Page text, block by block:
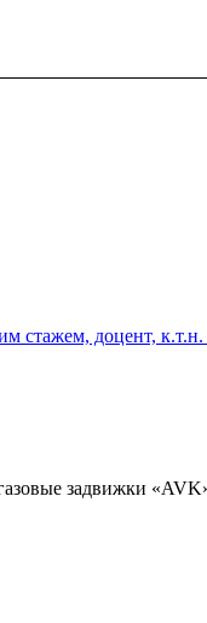
стажем, доцент,
задвижки